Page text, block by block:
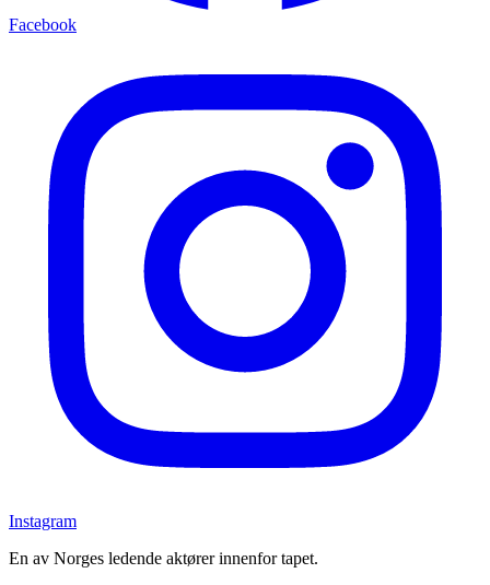
Facebook
Instagram
En av Norges ledende aktører innenfor tapet.